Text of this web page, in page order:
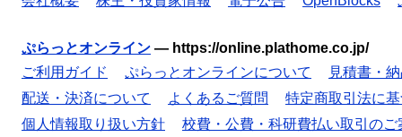
ぷらっとオンライン — https://online.plathome.co.jp/
ご利用ガイド
ぷらっとオンラインについて
見積書・
配送・決済について
よくあるご質問
特定商取引法に
個人情報取り扱い方針
校費・公費・科研費払い取引のご